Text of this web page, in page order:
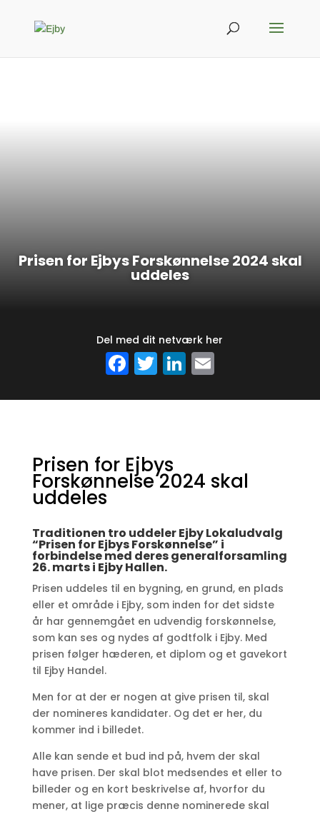
Prisen for Ejbys Forskønnelse 2024 skal
uddeles
Del med dit netværk her
F
a
c
b
o
k
T
w
it
r
Li
n
k
n
ai
Prisen for Ejbys
Forskønnelse 2024 skal
uddeles
Traditionen tro uddeler Ejby Lokaludvalg
“Prisen for Ejbys Forskønnelse” i
forbindelse med deres generalforsamling
26. marts i Ejby Hallen.
Prisen uddeles til en bygning, en grund, en plads
eller et område i Ejby, som inden for det sidste
år har gennemgået en udvendig forskønnelse,
som kan ses og nydes af godtfolk i Ejby. Med
prisen følger hæderen, et diplom og et gavekort
til Ejby Handel.
Men for at der er nogen at give prisen til, skal
der nomineres kandidater. Og det er her, du
kommer ind i billedet.
Alle kan sende et bud ind på, hvem der skal
have prisen. Der skal blot medsendes et eller to
billeder og en kort beskrivelse af, hvorfor du
mener, at lige præcis denne nominerede skal